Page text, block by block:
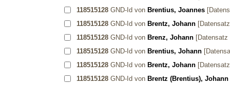
118515128GND-Id von Brentius, Joannes
118515128GND-Id von Brentz, Johann
118515128GND-Id von Brenz, Johann[Datensatz
118515128GND-Id von Brentius, Johann
118515128GND-Id von Brentz, Johann
118515128GND-Id von Brentz (Brentius), Johann